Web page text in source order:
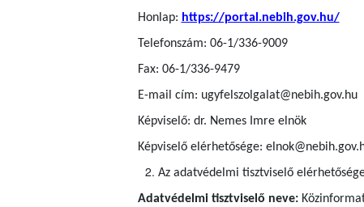
Honlap: https://portal.nebih.gov.hu/
Telefonszám: 06-1/336-9009
Fax: 06-1/336-9479
E-mail cím: ugyfelszolgalat@nebih.gov.hu
Képviselő: dr. Nemes Imre elnök
Képviselő elérhetősége:
Az adatvédelmi tisztviselő
Adatvédelmi tisztviselő neve: